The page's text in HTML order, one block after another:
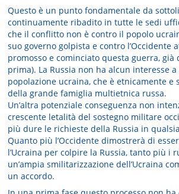
Questo è un punto fondamentale da
continuamente ribadito in tutte le sedi
che il conflitto non è contro il popolo
suo governo golpista e contro l’Occidente
promosso e cominciato questa guerra, già
prima). La Russia non ha alcun interesse
popolazione ucraina, che è etnicamente e
della grande famiglia multietnica russa.
Un’altra potenziale conseguenza non
crescente letalità del sostegno militare
più dure le richieste della Russia in
Quanto più l’Occidente dimostrerà di
l’Ucraina per colpire la Russia, tanto più i
un’ampia smilitarizzazione dell’Ucraina
un accordo.